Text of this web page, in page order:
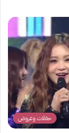
حفلات وعروض